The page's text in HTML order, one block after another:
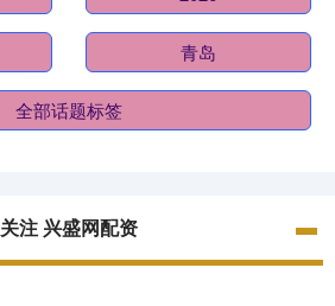
青岛
全部话题标签
关注 兴盛网配资